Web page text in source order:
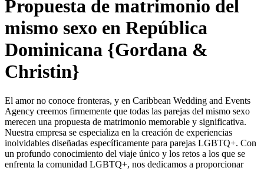
Propuesta de matrimonio del
mismo sexo en República
Dominicana {Gordana &
Christin}
El amor no conoce fronteras, y en Caribbean Wedding and Events
Agency creemos firmemente que todas las parejas del mismo sexo
merecen una propuesta de matrimonio memorable y significativa.
Nuestra empresa se especializa en la creación de experiencias
inolvidables diseñadas específicamente para parejas LGBTQ+. Con
un profundo conocimiento del viaje único y los retos a los que se
enfrenta la comunidad LGBTQ+, nos dedicamos a proporcionar